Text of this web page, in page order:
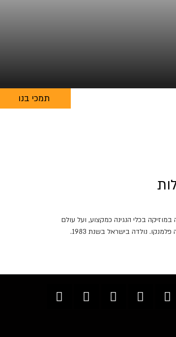
תמכי בנו
בכלי הנגינה כמקצוע, ועל עולם
הנשים במוזיקה. גיליתי שלוש נשים מדהימות, השראה אמיתית לנשים ולגברים כיוצרות ומוזיקאיות המשפיעות על העולם מלוא אהבה נעה דרזנר – נגנית גיטרה פלמנקו. נולדה בישראל בשנת 1983.